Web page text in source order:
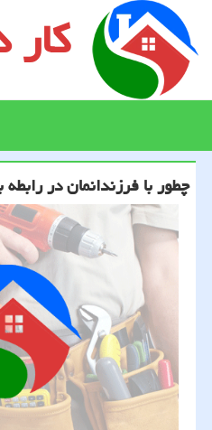
چطور با فرزندانمان در